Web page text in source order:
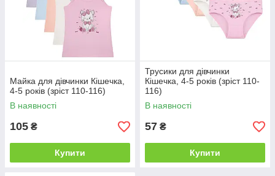
Майка для дівчинки Кішечка,
4-5 років (зріст 110-116)
В наявності
105 ₴
Купити
Трусики для дівчинки
Кішечка, 4-5 років (зріст 110-
116)
В наявності
57 ₴
Купити